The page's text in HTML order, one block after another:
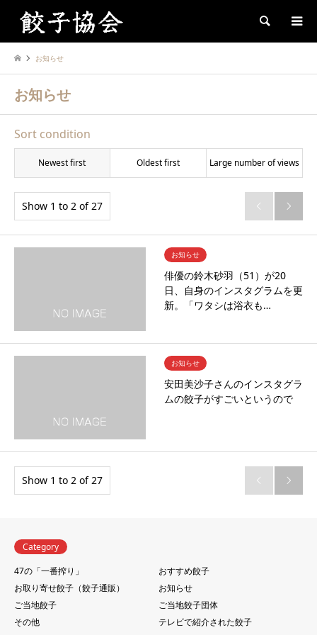
Search
お知らせ
お知らせ
Sort condition
Newest first Oldest first Large number of views
Show 1 to 2 of 27  
お知らせ
俳優の鈴木砂羽（51）が20
日、自身のインスタグラムを更
新。「ワタシは浴衣も…
お知らせ
安田美沙子さんのインスタグラ
ムの餃子がすごいというので
Show 1 to 2 of 27  
Category
47の「一番搾り」
おすすめ餃子
お取り寄せ餃子（餃子通販）
お知らせ
ご当地餃子
ご当地餃子団体
その他
テレビで紹介された餃子